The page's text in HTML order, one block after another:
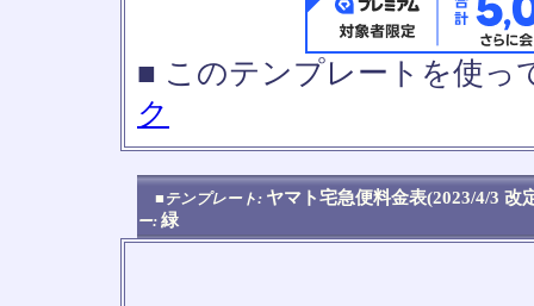
■ このテンプレートを使
ク
■テンプレート: ヤマト宅急便料金表(2023/4/3
ー: 緑